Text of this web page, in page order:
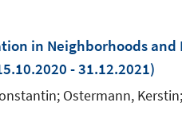
in Neighborhoods
- 31.12.2021)
Ostermann,